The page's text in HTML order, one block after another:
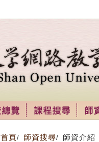
首頁/ 師資搜尋/ 師資介紹